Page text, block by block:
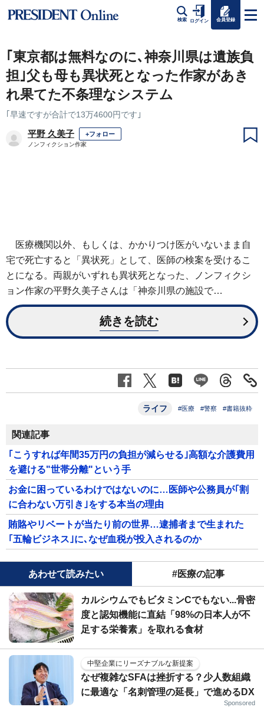
検索 ログイン 会員登録
｢東京都は無料なのに､神奈川県は遺族負
担｣父も母も異状死となった作家があき
れ果てた不条理なシステム
｢早速ですが合計で13万4600円です｣
平野 久美子 +フォロー
ノンフィクション作家
医療機関以外、もしくは、かかりつけ医がいないまま自
宅で死亡すると「異状死」として、医師の検案を受けるこ
とになる。両親がいずれも異状死となった、ノンフィクシ
ョン作家の平野久美子さんは「神奈川県の施設で…
続きを読む
ライフ #医療 #警察 #書籍抜粋
関連記事
｢こうすれば年間35万円の負担が減らせる｣高額な介護費用
を避ける"世帯分離"という手
お金に困っているわけではないのに…医師や公務員が｢割
に合わない万引き｣をする本当の理由
賄賂やリベートが当たり前の世界…逮捕者まで生まれた
｢五輪ビジネス｣に､なぜ血税が投入されるのか
あわせて読みたい #医療の記事
カルシウムでもビタミンCでもない...骨密
度と認知機能に直結「98%の日本人が不
足する栄養素」を取れる食材
中堅企業にリーズナブルな新提案
なぜ複雑なSFAは挫折する？少人数組織
に最適な「名刺管理の延長」で進めるDX
Sponsored